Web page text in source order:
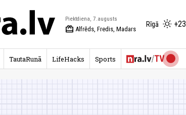
Piektdiena, 7.augusts
redeem Alfrēds, Fredis, Madars
Rīgā
TautaRunā LifeHacks Sports